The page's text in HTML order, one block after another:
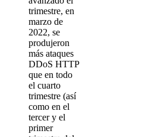
trimestre, en
marzo de
2022, se
produjeron
más ataques
DDoS HTTP
que en todo
el cuarto
trimestre (así
como en el
tercer y el
primer